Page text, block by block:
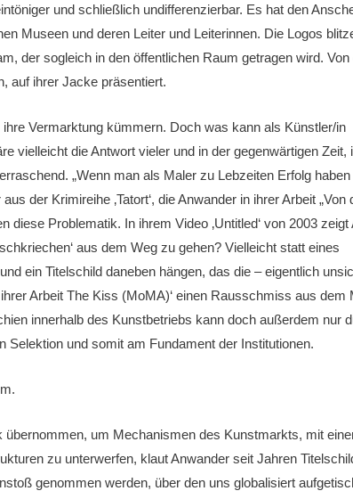
und schließlich undifferenzierbar. Es hat den
Museen und deren Leiter und Leiterinnen. Die Logos
der sogleich in den öffentlichen Raum getragen wird. Von
auf ihrer Jacke präsentiert.
Vermarktung kümmern. Doch was kann als Künstler/in
vielleicht die Antwort vieler und in der gegenwärtigen Zeit,
„Wenn man als Maler zu Lebzeiten Erfolg
der Krimireihe ‚Tatort‘, die Anwander in ihrer Arbeit „Von
Problematik. In ihrem Video ‚Untitled‘ von 2003 zeigt
aus dem Weg zu gehen? Vielleicht statt eines
ein Titelschild daneben hängen, das die – eigentlich
Arbeit The Kiss (MoMA)‘ einen Rausschmiss aus dem
innerhalb des Kunstbetriebs kann doch außerdem nur
und somit am Fundament der Institutionen.
um Mechanismen des Kunstmarkts, mit
zu unterwerfen, klaut Anwander seit Jahren
genommen werden, über den uns globalisiert